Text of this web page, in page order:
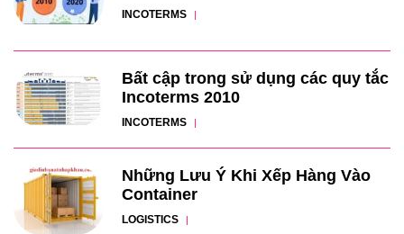
INCOTERMS
Bất cập trong sử dụng các quy tắc
Incoterms 2010
INCOTERMS
Những Lưu Ý Khi Xếp Hàng Vào
Container
LOGISTICS